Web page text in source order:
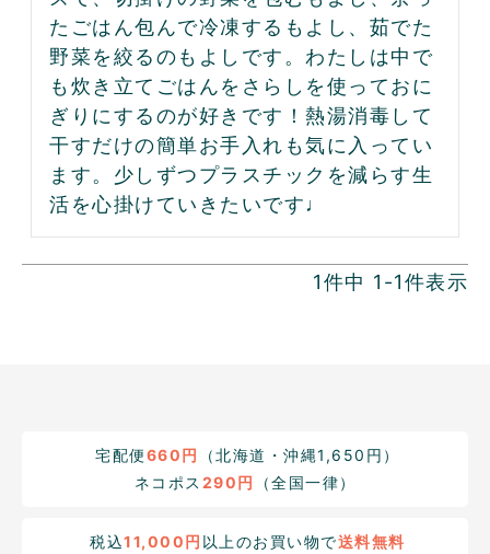
たごはん包んで冷凍するもよし、茹でた
野菜を絞るのもよしです。わたしは中で
も炊き立てごはんをさらしを使っておに
ぎりにするのが好きです！熱湯消毒して
干すだけの簡単お手入れも気に入ってい
ます。少しずつプラスチックを減らす生
活を心掛けていきたいです♩
1件中 1 -1件表示
宅配便660円
（北海道・沖縄1,650円）
ネコポス 290円 （全国一律）
税込11,000円 以上のお買い物で送料無料